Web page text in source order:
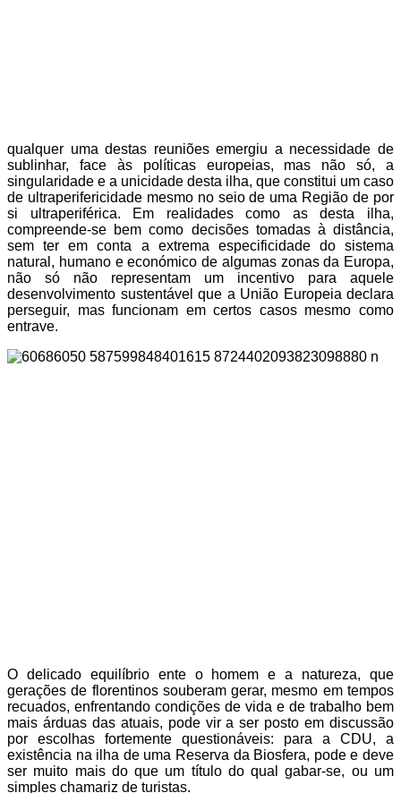
qualquer uma destas reuniões emergiu a necessidade de
sublinhar, face às políticas europeias, mas não só, a
singularidade e a unicidade desta ilha, que constitui um caso
de ultraperifericidade mesmo no seio de uma Região de por
si ultraperiférica. Em realidades como as desta ilha,
compreende-se bem como decisões tomadas à distância,
sem ter em conta a extrema especificidade do sistema
natural, humano e económico de algumas zonas da Europa,
não só não representam um incentivo para aquele
desenvolvimento sustentável que a União Europeia declara
perseguir, mas funcionam em certos casos mesmo como
entrave.
O delicado equilíbrio ente o homem e a natureza, que
gerações de florentinos souberam gerar, mesmo em tempos
recuados, enfrentando condições de vida e de trabalho bem
mais árduas das atuais, pode vir a ser posto em discussão
por escolhas fortemente questionáveis: para a CDU, a
existência na ilha de uma Reserva da Biosfera, pode e deve
ser muito mais do que um título do qual gabar-se, ou um
simples chamariz de turistas.